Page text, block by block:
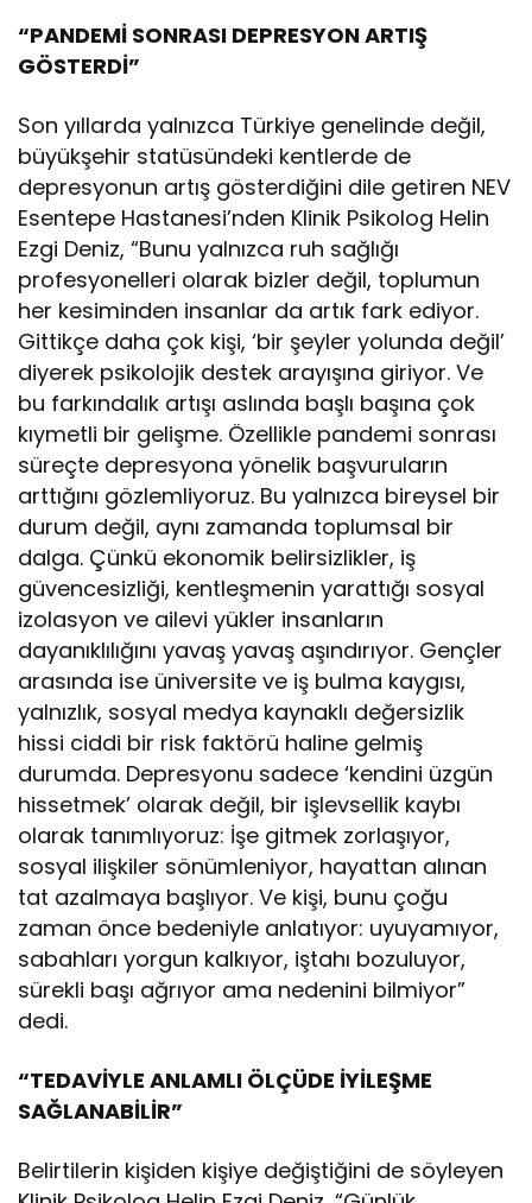
“PANDEMİ SONRASI DEPRESYON ARTIŞ
GÖSTERDİ”
Son yıllarda yalnızca Türkiye genelinde değil,
büyükşehir statüsündeki kentlerde de
depresyonun artış gösterdiğini dile getiren NEV
Esentepe Hastanesi’nden Klinik Psikolog Helin
Ezgi Deniz, “Bunu yalnızca ruh sağlığı
profesyonelleri olarak bizler değil, toplumun
her kesiminden insanlar da artık fark ediyor.
Gittikçe daha çok kişi, ‘bir şeyler yolunda değil’
diyerek psikolojik destek arayışına giriyor. Ve
bu farkındalık artışı aslında başlı başına çok
kıymetli bir gelişme. Özellikle pandemi sonrası
süreçte depresyona yönelik başvuruların
arttığını gözlemliyoruz. Bu yalnızca bireysel bir
durum değil, aynı zamanda toplumsal bir
dalga. Çünkü ekonomik belirsizlikler, iş
güvencesizliği, kentleşmenin yarattığı sosyal
izolasyon ve ailevi yükler insanların
dayanıklılığını yavaş yavaş aşındırıyor. Gençler
arasında ise üniversite ve iş bulma kaygısı,
yalnızlık, sosyal medya kaynaklı değersizlik
hissi ciddi bir risk faktörü haline gelmiş
durumda. Depresyonu sadece ‘kendini üzgün
hissetmek’ olarak değil, bir işlevsellik kaybı
olarak tanımlıyoruz: İşe gitmek zorlaşıyor,
sosyal ilişkiler sönümleniyor, hayattan alınan
tat azalmaya başlıyor. Ve kişi, bunu çoğu
zaman önce bedeniyle anlatıyor: uyuyamıyor,
sabahları yorgun kalkıyor, iştahı bozuluyor,
sürekli başı ağrıyor ama nedenini bilmiyor”
dedi.
“TEDAVİYLE ANLAMLI ÖLÇÜDE İYİLEŞME
SAĞLANABİLİR”
Belirtilerin kişiden kişiye değiştiğini de söyleyen